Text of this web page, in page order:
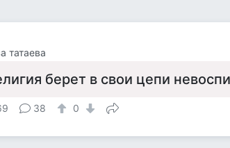
татаева
берет в свои цепи
38 0